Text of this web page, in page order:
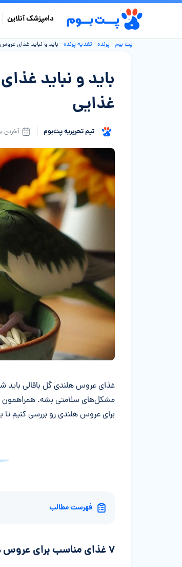
دامپزشک آنلاین
پت بوم- پرنده- تغذیه پرنده- باید و نباید غذای
باید و نباید
غذایی
تیم تحریریه پت‌بوم آخرین
خلاصه مقاله
غذای عروس هلندی گل باقالی باید
مشکل‌های سلامتی بشه. همراهمون
برای عروس هلندی رو بررسی کنیم
فهرست مطالب
۷ غذای مناسب برای عروس هلندی گل باقالی